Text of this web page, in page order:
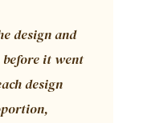
design and
before it went
design